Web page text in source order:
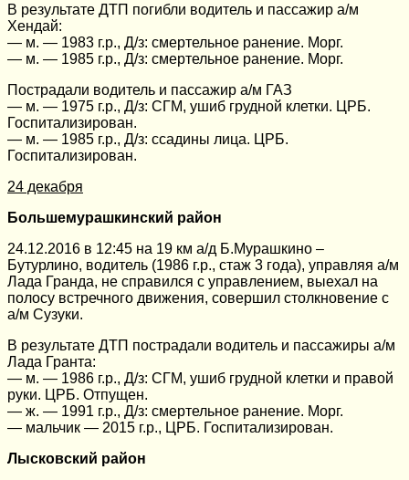
В результате ДТП погибли водитель и пассажир а/м
Хендай:
— м. — 1983 г.р., Д/з: смертельное ранение. Морг.
— м. — 1985 г.р., Д/з: смертельное ранение. Морг.
Пострадали водитель и пассажир а/м ГАЗ
— м. — 1975 г.р., Д/з: СГМ, ушиб грудной клетки. ЦРБ.
Госпитализирован.
— м. — 1985 г.р., Д/з: ссадины лица. ЦРБ.
Госпитализирован.
24 декабря
Большемурашкинский район
24.12.2016 в 12:45 на 19 км а/д Б.Мурашкино –
Бутурлино, водитель (1986 г.р., стаж 3 года), управляя а/м
Лада Гранда, не справился с управлением, выехал на
полосу встречного движения, совершил столкновение с
а/м Сузуки.
В результате ДТП пострадали водитель и пассажиры а/м
Лада Гранта:
— м. — 1986 г.р., Д/з: СГМ, ушиб грудной клетки и правой
руки. ЦРБ. Отпущен.
— ж. — 1991 г.р., Д/з: смертельное ранение. Морг.
— мальчик — 2015 г.р., ЦРБ. Госпитализирован.
Лысковский район